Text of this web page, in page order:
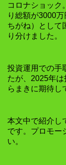
コロナショック
り総額が3000
ちがね）として
り分けました。
投資運用での手
たが、2025年
らまきに期待し
本文中で紹介し
です。プロモー
い。